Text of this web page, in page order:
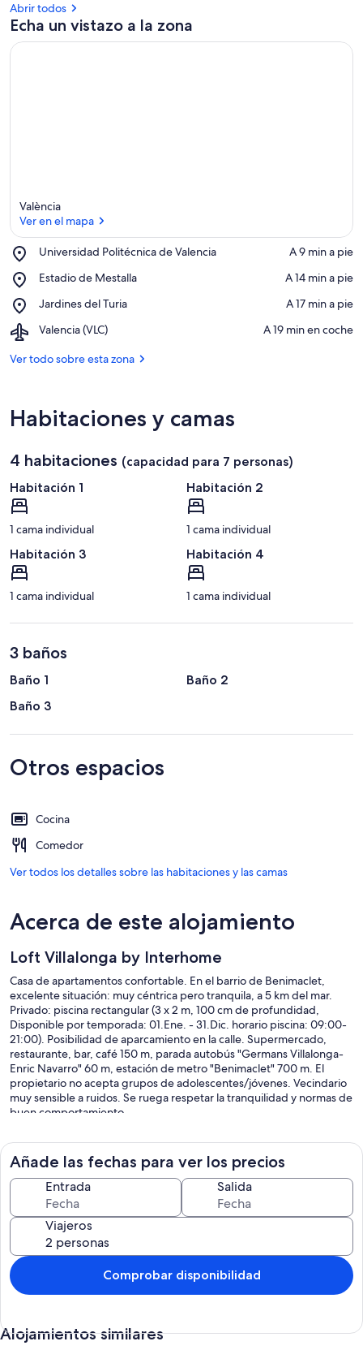
Abrir todos
Echa un vistazo a la zona
València
Ver en el mapa
Universidad Politécnica de Valencia
Place,
Politécnica
Valencia
‪A 9 min a pie‬
Estadio de Mestalla
Place,
de
‪A 14 min a pie‬
Jardines del Turia
Place,
del
‪A 17 min a pie‬
Valencia (VLC)
Airport,
(VLC)
‪A 19 min en coche‬
Ver todo sobre esta zona
Habitaciones y camas
4 habitaciones (capacidad para 7 personas)
Habitación 1
1 cama individual
Habitación 2
1 cama individual
Habitación 3
1 cama individual
Habitación 4
1 cama individual
3 baños
Baño 1
Baño 2
Baño 3
Otros espacios
Cocina
Comedor
Ver todos los detalles sobre las habitaciones y las camas
Acerca de este alojamiento
Loft Villalonga by Interhome
Casa de apartamentos confortable. En el barrio de Benimaclet,
excelente situación: muy céntrica pero tranquila, a 5 km del mar.
Privado: piscina rectangular (3 x 2 m, 100 cm de profundidad,
Disponible por temporada: 01.Ene. - 31.Dic. horario piscina: 09:00-
21:00). Posibilidad de aparcamiento en la calle. Supermercado,
restaurante, bar, café 150 m, parada autobús "Germans Villalonga-
Enric Navarro" 60 m, estación de metro "Benimaclet" 700 m. El
propietario no acepta grupos de adolescentes/jóvenes. Vecindario
muy sensible a ruidos. Se ruega respetar la tranquilidad y normas de
buen comportamiento.
baja. Con mobiliario funcional y confortable: salón-comedor grande
con mesa de comedor, TV digital y pantalla plana. Salida a la terraza,
a la piscina. 3 dorm., cada habitación con 1 cama de matrimonio (150
cm, 200 cm de longitud). 1 dorm. con 1 cama (90 cm, 200 cm de
longitud). Cocina abierta (horno, lavavajillas, 4 placas de
vitrocerámica, tostadora, microondas, congelador, cafetera
eléctrica). Baño/WC, 2 ducha/WC. Aire acondicionado, aire caliente.
Terraza grande. Muebles de terraza. El alojamiento dispone de:
lavadora, plancha, trona, cuna hasta 2 años, secador de pelo.
Internet (Wifi, gratis). A tener en cuenta: adecuado para familias.
Apartamento para no fumadores. VT-44324-V // Reg. Nr.:
Incluído en el precio:
Añade las fechas para ver los precios
Entrada Salida
Viajeros
Comprobar disponibilidad
Alojamientos similares